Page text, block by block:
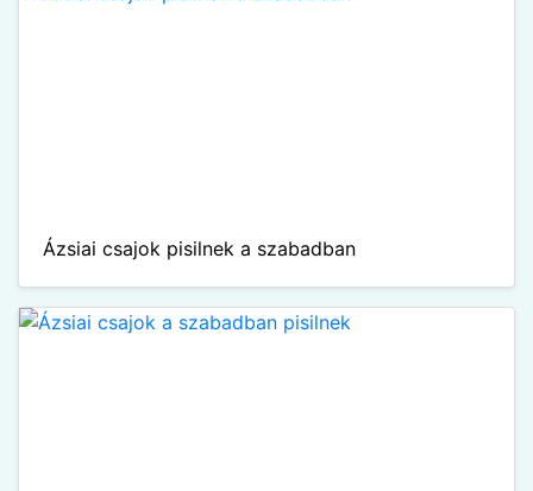
Ázsiai csajok pisilnek a szabadban